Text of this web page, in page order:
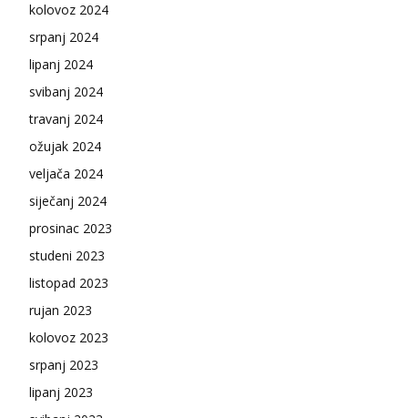
kolovoz 2024
srpanj 2024
lipanj 2024
svibanj 2024
travanj 2024
ožujak 2024
veljača 2024
siječanj 2024
prosinac 2023
studeni 2023
listopad 2023
rujan 2023
kolovoz 2023
srpanj 2023
lipanj 2023